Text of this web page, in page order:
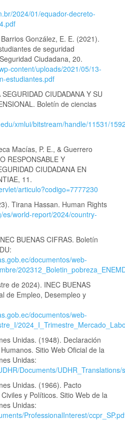
2024/01/equador-decreto-
González, E. E. (2021).
de seguridad
Ciudadana, 20.
content/uploads/2021/05/13-
estudiantes.pdf
CIUDADANA Y SU
Boletín de ciencias
xmlui/bitstream/handle/11531/
Macías, P. E., & Guerrero
RESPONSABLE Y
CIUDADANA EN
11.
articulo?codigo=7777230
Tirana Hassan. Human Rights
es/world-report/2024/country-
BUENAS CIFRAS. Boletín
documentos/web-
de 2024). INEC BUENAS
de Empleo, Desempleo y
documentos/web-
Unidas. (1948). Declaración
Sitio Web Oficial de la
Unidas:
Documents/UDHR_Translations/
Unidas. (1966). Pacto
y Políticos. Sitio Web de la
Unidas:
ProfessionalInterest/